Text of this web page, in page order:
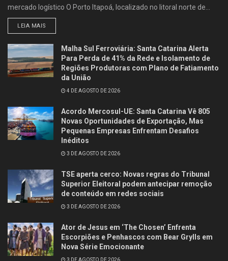
mercado logístico O Porto Itapoá, localizado no litoral norte de...
LEIA MAIS
Malha Sul Ferroviária: Santa Catarina Alerta
Para Perda de 41% da Rede e Isolamento de
Regiões Produtoras com Plano de Fatiamento
da União
4 DE AGOSTO DE 2026
Acordo Mercosul-UE: Santa Catarina Vê 805
Novas Oportunidades de Exportação, Mas
Pequenas Empresas Enfrentam Desafios
Inéditos
3 DE AGOSTO DE 2026
TSE aperta cerco: Novas regras do Tribunal
Superior Eleitoral podem antecipar remoção
de conteúdo em redes sociais
3 DE AGOSTO DE 2026
Ator de Jesus em ‘The Chosen’ Enfrenta
Escorpiões e Penhascos com Bear Grylls em
Nova Série Emocionante